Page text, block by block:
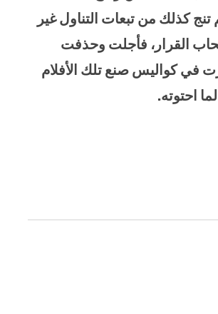
تنج كذلك من تبعات التناول غير
القرار، فأجلت وحذفت
في كواليس صنع تلك الأفلام
احتوته.